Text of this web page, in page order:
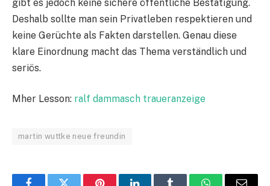
gibt es jedoch keine sichere öffentliche Bestätigung.
Deshalb sollte man sein Privatleben respektieren und
keine Gerüchte als Fakten darstellen. Genau diese
klare Einordnung macht das Thema verständlich und
seriös.
Mher Lesson: ralf dammasch traueranzeige
martin wuttke neue freundin